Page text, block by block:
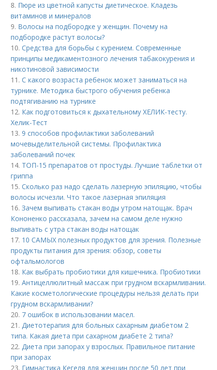
8. Пюре из цветной капусты диетическое. Кладезь
витаминов и минералов
9. Волосы на подбородке у женщин. Почему на
подбородке растут волосы?
10.Средства для борьбы с курением. Современные
принципы медикаментозного лечения табакокурения и
никотиновой зависимости
11.С какого возраста ребенок может заниматься на
турнике. Методика быстрого обучения ребенка
подтягиванию на турнике
12. Как подготовиться к дыхательному ХЕЛИК-тесту.
Хелик-Тест
13.9 способов профилактики заболеваний
мочевыделительной системы. Профилактика
заболеваний почек
14. ТОП-15 препаратов от простуды. Лучшие таблетки от
гриппа
15.Сколько раз надо сделать лазерную эпиляцию, чтобы
волосы исчезли. Что такое лазерная эпиляция
16.Зачем выпивать стакан воды утром натощак. Врач
Кононенко рассказала, зачем на самом деле нужно
выпивать с утра стакан воды натощак
17. 10 САМЫХ полезных продуктов для зрения. Полезные
продукты питания для зрения: обзор, советы
офтальмологов
18. Как выбрать пробиотики для кишечника. Пробиотики
19.Антицеллюлитный массаж при грудном вскармливании.
Какие косметологические процедуры нельзя делать при
грудном вскармливании?
20. 7 ошибок в использовании масел.
21.Диетотерапия для больных сахарным диабетом 2
типа. Какая диета при сахарном диабете 2 типа?
22.Диета при запорах у взрослых. Правильное питание
при запорах
23. Гимнастика Кегеля для женщин после 50 лет при